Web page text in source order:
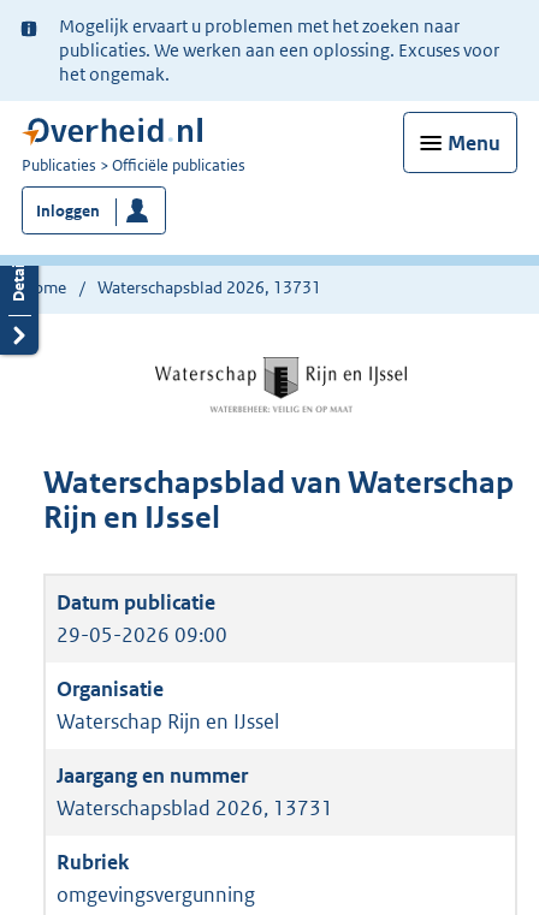
Ter
informatie:
Mogelijk ervaart u problemen met het zoeken naar
publicaties. We werken aan een oplossing. Excuses voor
het ongemak.
Menu
U
bent
nu
hier:
Publicaties Officiële publicaties
Inloggen
Home Waterschapsblad 2026, 13731
Waterschapsblad van Waterschap
Rijn en IJssel
29-05-2026 09:00
Waterschap Rijn en IJssel
Waterschapsblad 2026, 13731
omgevingsvergunning